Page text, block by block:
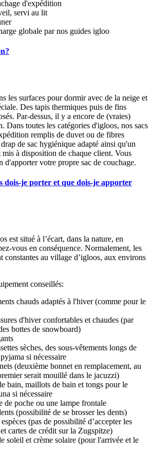
d'expédition
servi au lit
globale par nos guides igloo
les surfaces pour dormir avec de la neige et
Des tapis thermiques puis de fins
Par-dessus, il y a encore de (vraies)
Dans toutes les catégories d'igloos, nos sacs
remplis de duvet ou de fibres
de sac hygiénique adapté ainsi qu'un
à disposition de chaque client. Vous
d'apporter votre propre sac de couchage.
dois-je porter et que dois-je apporter
est situé à l’écart, dans la nature, en
vous en conséquence. Normalement, les
constantes au village d’igloos, aux environs
conseillés:
chauds adaptés à l'hiver (comme pour le
d'hiver confortables et chaudes (par
bottes de snowboard)
sèches, des sous-vêtements longs de
si nécessaire
(deuxième bonnet en remplacement, au
serait mouillé dans le jacuzzi)
bain, maillots de bain et tongs pour le
si nécessaire
de poche ou une lampe frontale
(possibilité de se brosser les dents)
(pas de possibilité d’accepter les
cartes de crédit sur la Zugspitze)
soleil et crème solaire (pour l'arrivée et le